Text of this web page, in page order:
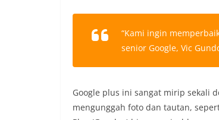
“Kami ingin
senior Google, Vic
Google plus ini sangat mirip sekali
mengunggah foto dan tautan,